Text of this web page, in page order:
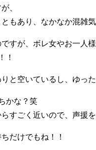
、
もあり、なかなか混雑
すが、ボレ女やお一人
！！
と空いているし、ゆっ
かな？笑
すごく近いので、声援
だけでもね！！